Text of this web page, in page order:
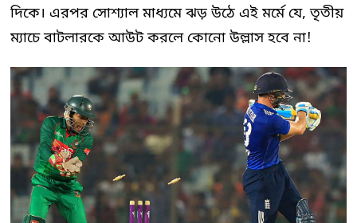
দিকে। এরপর সোশ্যাল মাধ্যমে ঝড় উঠে এই মর্মে যে, তৃতীয়
ম্যাচে বাটলারকে আউট করলে কোনো উল্লাস হবে না!